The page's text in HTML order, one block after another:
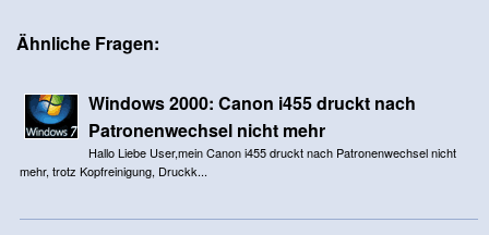
Ähnliche Fragen:
Windows 2000: Canon i455 druckt nach
Patronenwechsel nicht mehr
Hallo Liebe User,mein Canon i455 druckt nach Patronenwechsel nicht
mehr, trotz Kopfreinigung, Druckk...